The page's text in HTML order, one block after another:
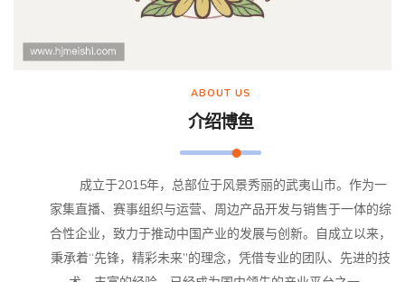
ABOUT US
介绍博鱼
成立于2015年，总部位于风景秀丽的武夷山市。作为一
家集直播、赛事组织与运营、周边产品开发与销售于一体的综
合性企业，致力于推动中国产业的发展与创新。自成立以来，
秉承着“先锋，精彩未来”的理念，凭借专业的团队、先进的技